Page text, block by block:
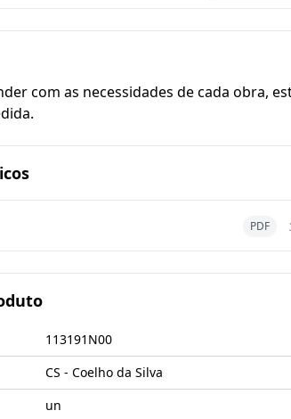
com as necessidades de cada obra,
PDF
113191N00
CS - Coelho da Silva
un